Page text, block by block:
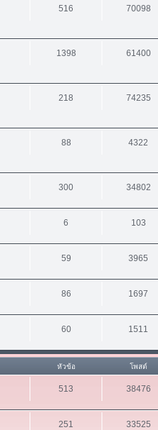
516 70098
1398 61400
218 74235
88 4322
300 34802
6 103
59 3965
86 1697
60 1511
หัวข้อ โพสต์
513 38476
251 33525